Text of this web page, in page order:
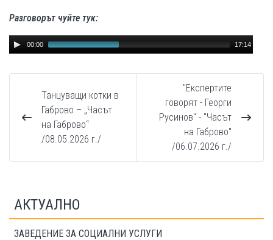
Разговорът чуйте тук:
Audio
Player
00:00 17:14
Танцуващи котки в
Габрово – „Часът
на Габрово“
/08.05.2026 г./
"Експертите
говорят - Георги
Русинов" - "Часът
на Габрово"
/06.07.2026 г./
АКТУАЛНО
ЗАВЕДЕНИЕ ЗА СОЦИАЛНИ УСЛУГИ